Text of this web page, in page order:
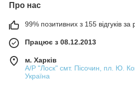
Про нас
99% позитивних з 155 відгуків за
Працює з 08.12.2013
м. Харків
А/Р "Лоск" смт. Пісочин, пл. Ю.
Україна